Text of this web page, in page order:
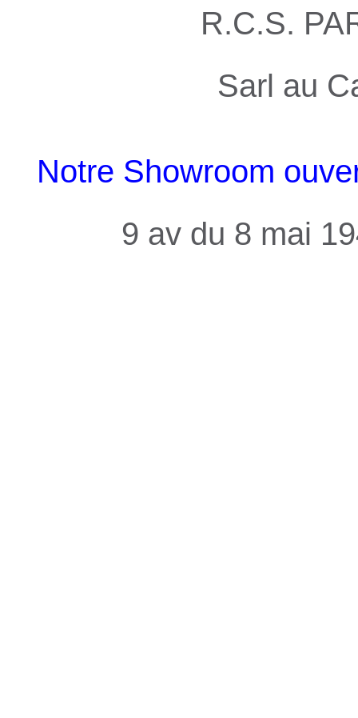
R.C.S.
Sarl au
Notre Showroom
9 av du 8 mai